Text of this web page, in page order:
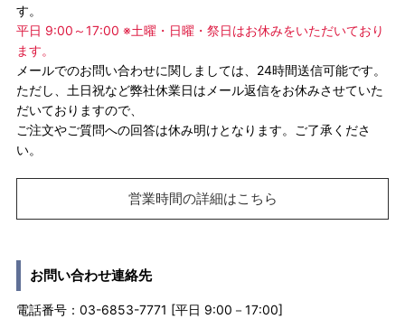
す。
平日 9:00～17:00 ※土曜・日曜・祭日はお休みをいただいており
ます。
メールでのお問い合わせに関しましては、24時間送信可能です。
ただし、土日祝など弊社休業日はメール返信をお休みさせていた
だいておりますので、
ご注文やご質問への回答は休み明けとなります。ご了承くださ
い。
営業時間の詳細はこちら
お問い合わせ連絡先
電話番号：03-6853-7771 [平日 9:00－17:00]